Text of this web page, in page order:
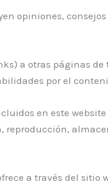
opiniones,
a otras páginas de
por el
en este
reproducción,
a través del